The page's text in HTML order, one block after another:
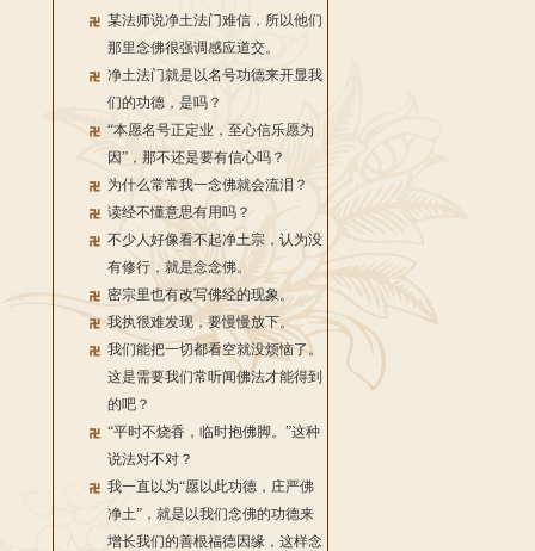
某法师说净土法门难信，所以他们
那里念佛很强调感应道交。
净土法门就是以名号功德来开显我
们的功德，是吗？
“本愿名号正定业，至心信乐愿为
因”，那不还是要有信心吗？
为什么常常我一念佛就会流泪？
读经不懂意思有用吗？
不少人好像看不起净土宗，认为没
有修行，就是念念佛。
密宗里也有改写佛经的现象。
我执很难发现，要慢慢放下。
我们能把一切都看空就没烦恼了。
这是需要我们常听闻佛法才能得到
的吧？
“平时不烧香，临时抱佛脚。”这种
说法对不对？
我一直以为“愿以此功德，庄严佛
净土”，就是以我们念佛的功德来
增长我们的善根福德因缘，这样念